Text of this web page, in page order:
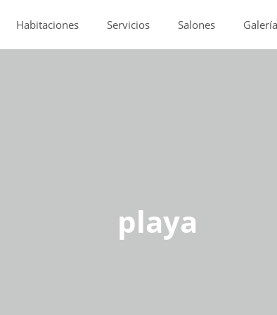
Habitaciones Servicios Salones Galería
playa